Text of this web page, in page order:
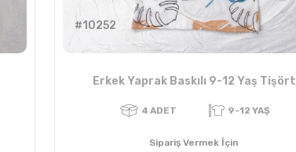
#10252
Erkek Yaprak Baskılı 9-12 Yaş Tişört
Sipariş Vermek İçin